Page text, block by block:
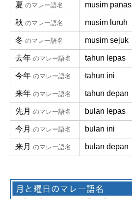
夏 のマレー語名 musim panas
秋 のマレー語名 musim luruh
冬 のマレー語名 musim sejuk
去年 のマレー語名 tahun lepas
今年 のマレー語名 tahun ini
来年 のマレー語名 tahun depan
先月 のマレー語名 bulan lepas
今月 のマレー語名 bulan ini
来月 のマレー語名 bulan depan